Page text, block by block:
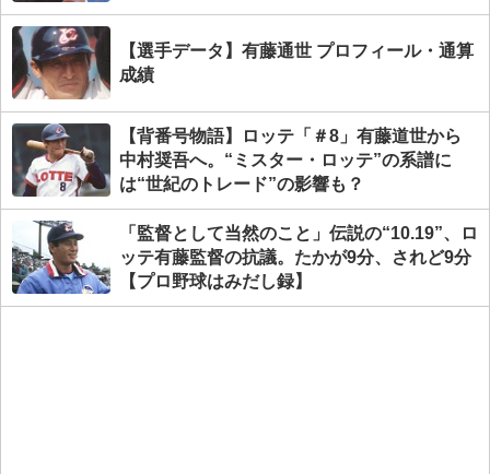
【選手データ】有藤通世 プロフィール・通算
成績
【背番号物語】ロッテ「＃8」有藤道世から
中村奨吾へ。“ミスター・ロッテ”の系譜に
は“世紀のトレード”の影響も？
「監督として当然のこと」伝説の“10.19”、ロ
ッテ有藤監督の抗議。たかが9分、されど9分
【プロ野球はみだし録】